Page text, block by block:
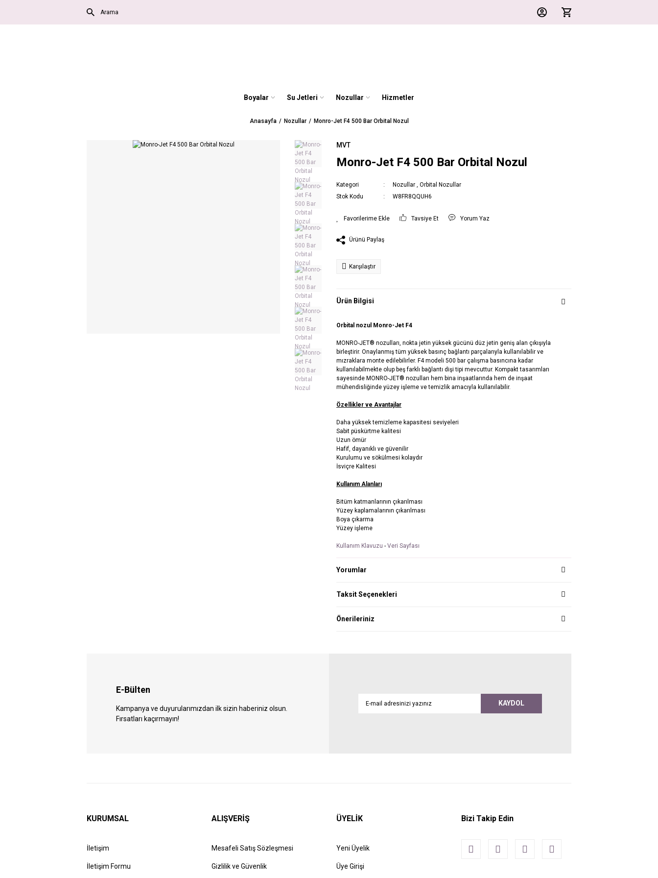
Boyalar Su Jetleri Nozullar Hizmetler
Anasayfa Nozullar Monro-Jet F4 500 Bar Orbital Nozul
MVT
Monro-Jet F4 500 Bar Orbital Nozul
Kategori Nozullar , Orbital Nozullar
Stok Kodu
W8FR8QQUH6
Tavsiye Et Yorum Yaz
Ürünü Paylaş
Karşılaştır
Ürün Bilgisi
Orbital nozul Monro-Jet F4
MONRO-JET® nozulları, nokta jetin yüksek gücünü düz jetin geniş alan çıkışıyla
birleştirir. Onaylanmış tüm yüksek basınç bağlantı parçalarıyla kullanılabilir ve
mızraklara monte edilebilirler. F4 modeli 500 bar çalışma basıncına kadar
kullanılabilmekte olup beş farklı bağlantı dişi tipi mevcuttur. Kompakt tasarımları
sayesinde MONRO-JET® nozulları hem bina inşaatlarında hem de inşaat
mühendisliğinde yüzey işleme ve temizlik amacıyla kullanılabilir.
Özellikler ve Avantajlar
Daha yüksek temizleme kapasitesi seviyeleri
Sabit püskürtme kalitesi
Uzun ömür
Hafif, dayanıklı ve güvenilir
Kurulumu ve sökülmesi kolaydır
İsviçre Kalitesi
Kullanım Alanları
Bitüm katmanlarının çıkarılması
Yüzey kaplamalarının çıkarılması
Boya çıkarma
Yüzey işleme
Kullanım Klavuzu - Veri Sayfası
Yorumlar
Taksit Seçenekleri
Önerileriniz
E-Bülten
Kampanya ve duyurularımızdan ilk sizin haberiniz olsun.
Fırsatları kaçırmayın!
KAYDOL
KURUMSAL
İletişim
İletişim Formu
ALIŞVERİŞ
Mesafeli Satış Sözleşmesi
Gizlilik ve Güvenlik
ÜYELİK
Yeni Üyelik
Üye Girişi
Bizi Takip Edin